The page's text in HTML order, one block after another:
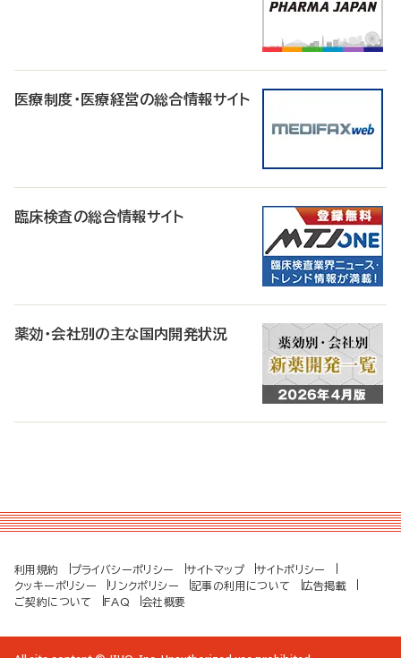
医療制度・医療経営の総合情報サイト
臨床検査の総合情報サイト
薬効・会社別の主な国内開発状況
利用規約 プライバシーポリシー サイトマップ
サイトポリシー
クッキーポリシー
リンクポリシー 記事の利用について
広告掲載
ご契約について
FAQ 会社概要